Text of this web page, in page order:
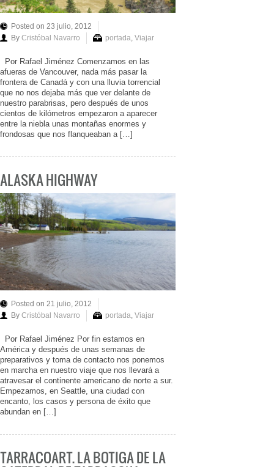
Posted on 23 julio, 2012
By Cristóbal Navarro portada Viajar
Por Rafael Jiménez Comenzamos en las
afueras de Vancouver, nada más pasar la
frontera de Canadá y con una lluvia torrencial
que no nos dejaba más que ver delante de
nuestro parabrisas, pero después de unos
cientos de kilómetros empezaron a aparecer
entre la niebla unas montañas enormes y
frondosas que nos flanqueaban a […]
ALASKA HIGHWAY
Posted on 21 julio, 2012
By Cristóbal Navarro portada Viajar
Por Rafael Jiménez Por fin estamos en
América y después de unas semanas de
preparativos y toma de contacto nos ponemos
en marcha en nuestro viaje que nos llevará a
atravesar el continente americano de norte a sur.
Empezamos, en Seattle, una ciudad con
encanto, los casos y persona de éxito que
abundan en […]
TARRACOART. LA BOTIGA DE LA